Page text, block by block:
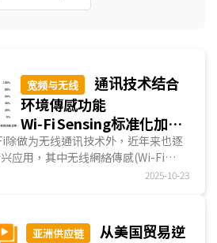
宽频与无线
通讯技术结合
环境傳感功能
Wi‑Fi Sensing标准化加速
应用落地
除做为无线通讯技术外，近年来也逐
应用，其中无线網絡傳感(Wi-Fi
一，并成为2024~2025年全球...2025-10-23
亚洲供应链
从美国贸易逆